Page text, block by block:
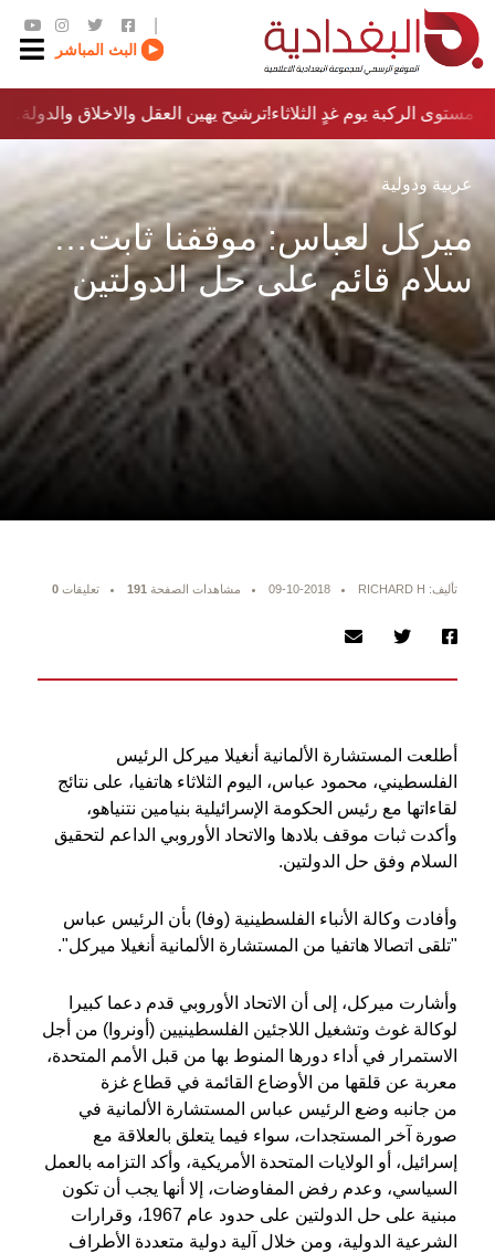
البث المباشر
ترشيح يهين العقل والاخلاق والدولة…؟!مستوى الركبة يوم غدٍ الثلاثاء
عربية ودولية
ميركل لعباس: موقفنا ثابت…
سلام قائم على حل الدولتين
تأليف: RICHARD H 09-10-2018 مشاهدات الصفحة 191 تعليقات 0
أطلعت المستشارة الألمانية أنغيلا ميركل الرئيس
الفلسطيني، محمود عباس، اليوم الثلاثاء هاتفيا، على نتائج
لقاءاتها مع رئيس الحكومة الإسرائيلية بنيامين نتنياهو،
وأكدت ثبات موقف بلادها والاتحاد الأوروبي الداعم لتحقيق
السلام وفق حل الدولتين.
وأفادت وكالة الأنباء الفلسطينية (وفا) بأن الرئيس عباس
"تلقى اتصالا هاتفيا من المستشارة الألمانية أنغيلا ميركل".
وأشارت ميركل، إلى أن الاتحاد الأوروبي قدم دعما كبيرا
لوكالة غوث وتشغيل اللاجئين الفلسطينيين (أونروا) من أجل
الاستمرار في أداء دورها المنوط بها من قبل الأمم المتحدة،
معربة عن قلقها من الأوضاع القائمة في قطاع غزة
من جانبه وضع الرئيس عباس المستشارة الألمانية في
صورة آخر المستجدات، سواء فيما يتعلق بالعلاقة مع
إسرائيل، أو الولايات المتحدة الأمريكية، وأكد التزامه بالعمل
السياسي، وعدم رفض المفاوضات، إلا أنها يجب أن تكون
مبنية على حل الدولتين على حدود عام 1967، وقرارات
الشرعية الدولية، ومن خلال آلية دولية متعددة الأطراف